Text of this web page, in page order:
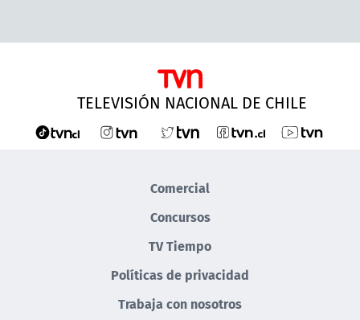
TELEVISIÓN NACIONAL DE CHILE
Comercial
Concursos
TV Tiempo
Políticas de privacidad
Trabaja con nosotros